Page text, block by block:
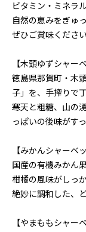
ビタミン・ミネラ
自然の恵みをぎゅ
ぜひご賞味ください
【木頭ゆずシャー
徳島県那賀町・木
子」を、手搾りで
寒天と粗糖、山の
っぱいの後味がす
【みかんシャーベッ
国産の有機みかん
柑橘の風味がしっ
絶妙に調和した、
【やまももシャー